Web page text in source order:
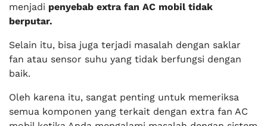
menjadi penyebab extra fan AC mobil tidak
berputar.
Selain itu, bisa juga terjadi masalah dengan saklar
fan atau sensor suhu yang tidak berfungsi dengan
baik.
Oleh karena itu, sangat penting untuk memeriksa
semua komponen yang terkait dengan extra fan AC